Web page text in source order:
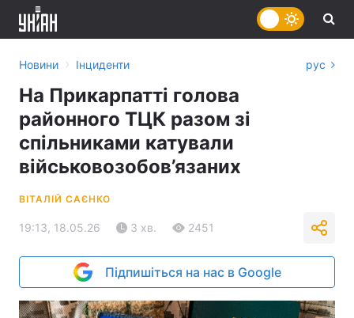
Новини › Інциденти рус
На Прикарпатті голова
районного ТЦК разом зі
спільниками катували
військовозобов’язаних
ВІТАЛІЙ САЄНКО
19:13, 18.05.26 3 хв. 2451
Підпишіться на нас в Google